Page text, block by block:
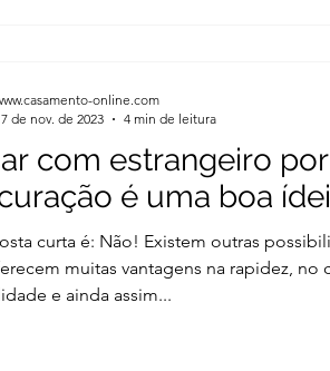
com estrangeiro por
é uma boa
curta é: Não! Existem outras
muitas vantagens na rapidez, no
e ainda assim...
online.com
de nov. de 2023
4 min de leitura